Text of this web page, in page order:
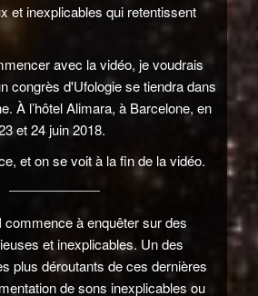
et inexplicables qui retentissent
avec la vidéo, je voudrais
congrès d'Ufologie se tiendra dans
À l’hôtel Alimara, à Barcelone, en
et 24 juin 2018.
et on se voit à la fin de la vidéo.
commence à enquêter sur des
et inexplicables. Un des
plus déroutants de ces dernières
de sons inexplicables ou